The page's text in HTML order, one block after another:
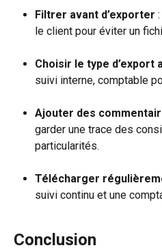
Filtrer avant d’exporter
le client pour éviter un
Choisir le type d’export
suivi interne, comptable
Ajouter des
garder une trace des
particularités.
Télécharger
suivi continu et une
Conclusion